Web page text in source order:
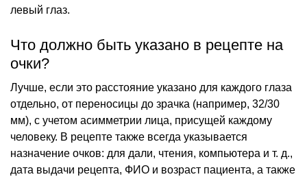
левый глаз.
Что должно быть указано в рецепте на
очки?
Лучше, если это расстояние указано для каждого глаза
отдельно, от переносицы до зрачка (например, 32/30
мм), с учетом асимметрии лица, присущей каждому
человеку. В рецепте также всегда указывается
назначение очков: для дали, чтения, компьютера и т. д.,
дата выдачи рецепта, ФИО и возраст пациента, а также